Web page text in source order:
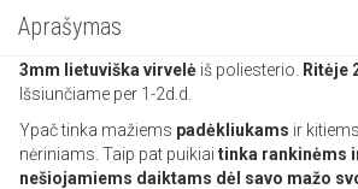
Aprašymas
3mm lietuviška virvelė iš poliesterio.
Ritėje
Išsiunčiame per 1-2d.d.
Ypač tinka mažiems padėkliukams ir
nėriniams. Taip pat puikiai tinka rankinėms
nešiojamiems daiktams dėl savo mažo